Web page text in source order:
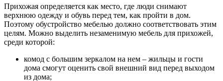
Прихожая определяется как место, где люди снимают
верхнюю одежду и обувь перед тем, как пройти в дом.
Поэтому обустройство мебелью должно соответствовать этим
целям. Можно выделить незаменимую мебель для прихожей,
среди которой:
комод с большим зеркалом на нем – жильцы и гости
дома смогут оценить свой внешний вид перед выходом
из дома;